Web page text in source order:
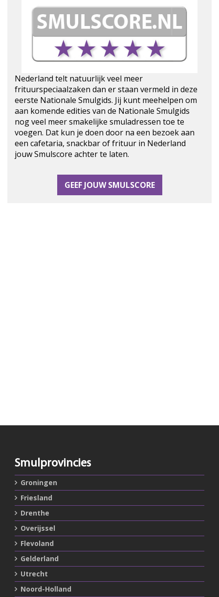
Nederland telt natuurlijk veel meer
frituurspeciaalzaken dan er staan vermeld in deze
eerste Nationale Smulgids. Jij kunt meehelpen om
aan komende edities van de Nationale Smulgids
nog veel meer smakelijke smuladressen toe te
voegen. Dat kun je doen door na een bezoek aan
een cafetaria, snackbar of frituur in Nederland
jouw Smulscore achter te laten.
GEEF JOUW SMULSCORE
Smulprovincies
Groningen
Friesland
Drenthe
Overijssel
Flevoland
Gelderland
Utrecht
Noord-Holland